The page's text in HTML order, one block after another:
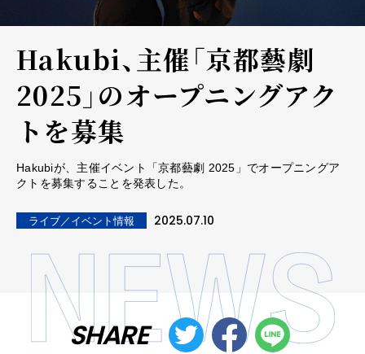
Hakubi、主催「京都藝劇
2025」のオープニングアク
トを募集
Hakubiが、主催イベント「京都藝劇 2025」でオープニングア
クトを募集することを発表した。
ライブ／イベント情報 2025.07.10
SHARE